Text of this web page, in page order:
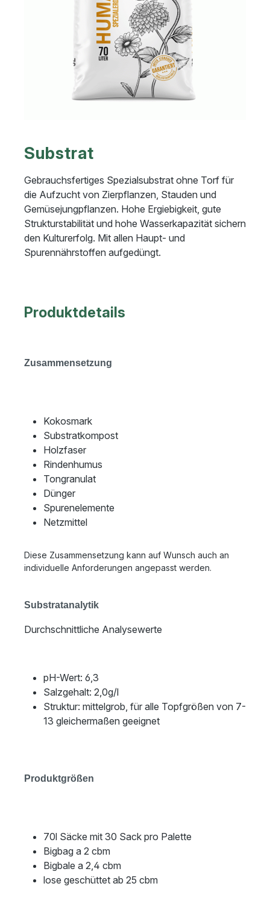
Substrat
Gebrauchsfertiges Spezialsubstrat ohne Torf für
die Aufzucht von Zierpflanzen, Stauden und
Gemüsejungpflanzen. Hohe Ergiebigkeit, gute
Strukturstabilität und hohe Wasserkapazität sichern
den Kulturerfolg. Mit allen Haupt- und
Spurennährstoffen aufgedüngt.
Produktdetails
Zusammensetzung
Kokosmark
Substratkompost
Holzfaser
Rindenhumus
Tongranulat
Dünger
Spurenelemente
Netzmittel
Diese Zusammensetzung kann auf Wunsch auch an
individuelle Anforderungen angepasst werden.
Substratanalytik
Durchschnittliche Analysewerte
pH-Wert: 6,3
Salzgehalt: 2,0g/l
Struktur: mittelgrob, für alle Topfgrößen von 7-
13 gleichermaßen geeignet
Produktgrößen
70l Säcke mit 30 Sack pro Palette
Bigbag a 2 cbm
Bigbale a 2,4 cbm
lose geschüttet ab 25 cbm